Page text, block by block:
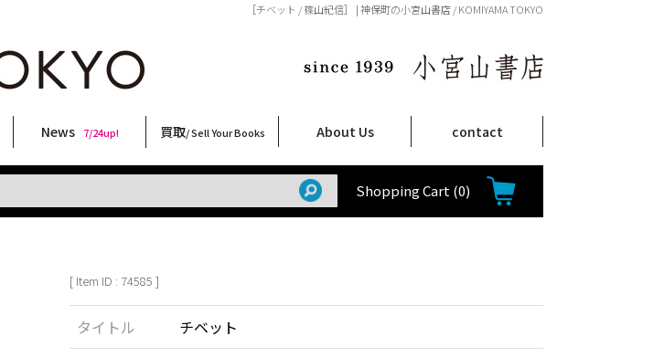
［チベット / 篠山紀信］ | 神保町の小宮山書店 / KOMIYAMA TOKYO
News 7/24up!
新着・おすすめ商品 9/7up!
フェア・イベント情報 7/24up!
お店からのお知らせ 6/1up!
買取/ Sell Your Books
買取ブログ
買取専用フォーム
古書 / 古本の買取
美術品の買取
出張買取について
宅配買取について
店頭買取について
よくある質問
About Us
店舗案内
Shop Infomation
ご注文について
How to Order
特定商取引法に関する表示
プライバシーポリシー
contact
Shopping Cart (0)
[ Item ID : 74585 ]
タイトル
チベット